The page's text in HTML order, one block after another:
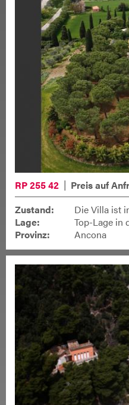
RP 255 42
Preis auf
Zustand:
Die Villa ist
Lage:
Top-Lage in
Provinz:
Ancona